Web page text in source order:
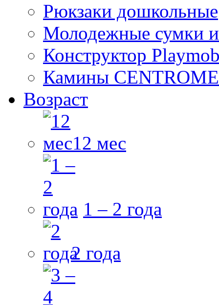
Рюкзаки дошкольные
Молодежные сумки
Конструктор
Камины
Возраст
12 мес
1 – 2 года
2 года